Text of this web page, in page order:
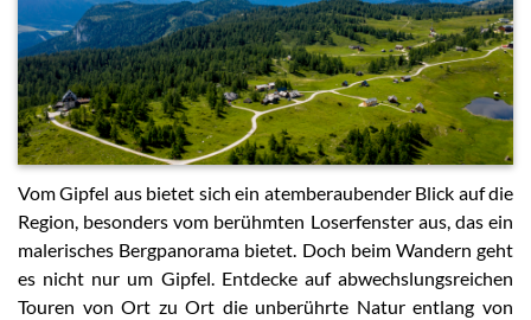
Vom Gipfel aus bietet sich ein atemberaubender Blick auf die
Region, besonders vom berühmten Loserfenster aus, das ein
malerisches Bergpanorama bietet. Doch beim Wandern geht
es nicht nur um Gipfel. Entdecke auf abwechslungsreichen
Touren von Ort zu Ort die unberührte Natur entlang von